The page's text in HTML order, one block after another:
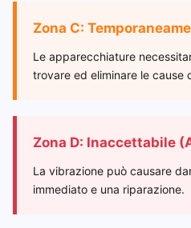
Zona C:
Le apparecchiature
trovare ed eliminare le cause
Zona D: Inaccettabile
La vibrazione può causare
immediato e una riparazione.